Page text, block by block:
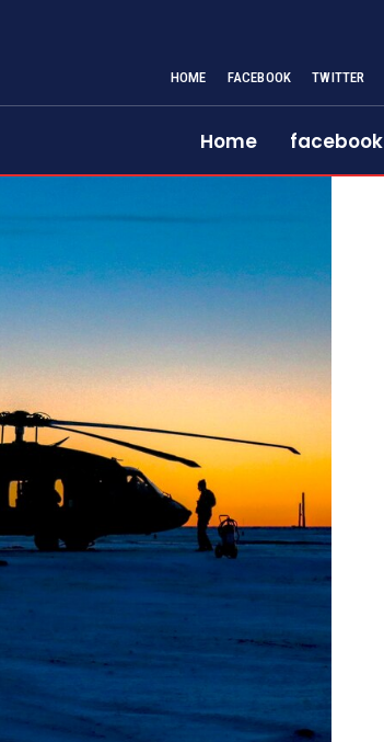
HOME FACEBOOK TWITTER
Home facebook